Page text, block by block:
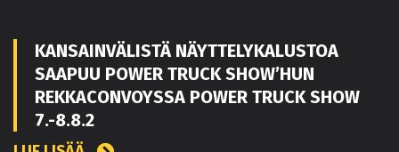
KANSAINVÄLISTÄ NÄYTTELYKALUSTOA
SAAPUU POWER TRUCK SHOW’HUN
REKKACONVOYSSA POWER TRUCK SHOW
7.-8.8.2